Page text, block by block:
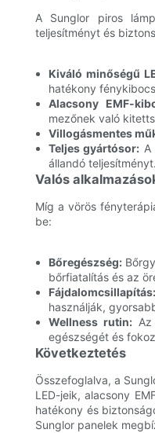
A Sunglor piros
teljesítményt és
Kiváló minőségű
hatékony
Alacsony EMF-
mezőnek való
Villogásmentes
Teljes gyártósor: A
állandó teljesítményt.
Valós
Míg a vörös
be:
Bőregészség:
bőrfiatalítás és az
Fájdalomcsillapítás:
használják,
Wellness rutin:
egészségét és
Következtetés
Összefoglalva, a
LED-jeik, alacsony
hatékony és
Sunglor panelek